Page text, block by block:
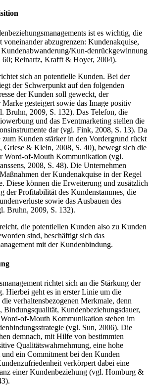
ist es wichtig, die
abzugrenzen: Kundenakquise,
Kun-denrückgewinnung
Reinartz, Krafft & Hoyer, 2004).
sich an potentielle Kunden. Bei der
der Schwerpunkt auf den folgenden
der Kunden soll geweckt, der
gesteigert sowie das Image positiv
Bruhn, 2009, S. 132). Das Telefon, die
und das Eventmarketing stellen die
dar (vgl. Fink, 2008, S. 13). Da
Kunden stärker in den Vordergrund rückt
Griese & Klein, 2008, S. 40), bewegt sich die
Word-of-Mouth Kommunikation (vgl.
2008, S. 48). Die Unternehmen
der Kundenakquise in der Regel
Diese können die Erweiterung und zusätzlich
der Profitabilität des Kundenstammes, die
sowie das Ausbauen des
Bruhn, 2009, S. 132).
die potentiellen Kunden also zu Kunden
sind, beschäftigt sich das
mit der Kundenbindung.
richtet sich an die Stärkung der
Hierbei geht es in erster Linie um die
verhaltensbezogenen Merkmale, denn
Kundenbeziehungsdauer,
of-Mouth Kommunikation stehen im
(vgl. Sun, 2006). Die
demnach, mit Hilfe von bestimmten
Qualitätswahrnehmung, eine hohe
ein Commitment bei den Kunden
verkörpert dabei eine
einer Kundenbeziehung (vgl. Homburg &